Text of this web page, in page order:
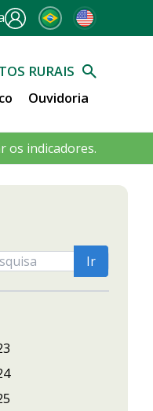
RURAIS
Ouvidoria
os indicadores.